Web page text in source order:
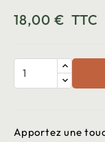
18,00 € TTC
Apportez une